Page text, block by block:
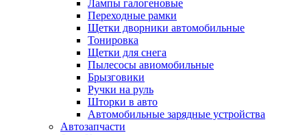
Лампы галогеновые
Переходные рамки
Щетки дворники автомобильные
Тонировка
Щетки для снега
Пылесосы авиомобильные
Брызговики
Ручки на руль
Шторки в авто
Автомобильные зарядные устройства
Автозапчасти